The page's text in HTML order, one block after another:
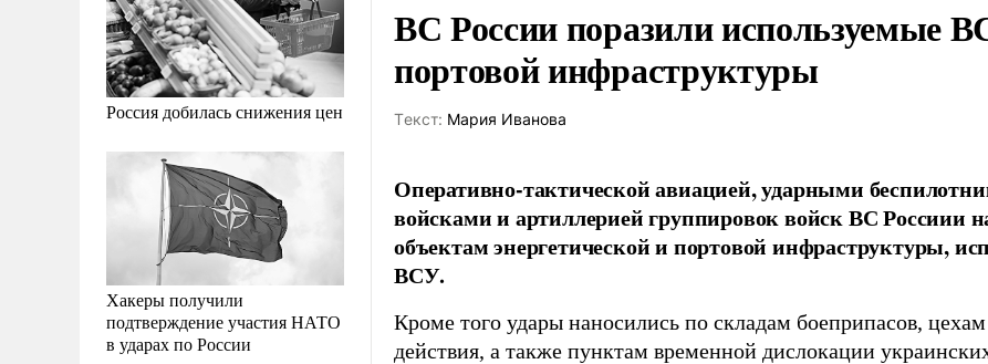
Россия добилась снижения цен
Хакеры получили
подтверждение участия НАТО
в ударах по России
ВС России поразили используемые
портовой инфраструктуры
Tекст: Мария Иванова
Оперативно-тактической авиацией, ударными
войсками и артиллерией группировок войск ВС Россиии
объектам энергетической и портовой инфраструктуры,
ВСУ.
Кроме того удары наносились по складам боеприпасов,
действия, а также пунктам временной дислокации